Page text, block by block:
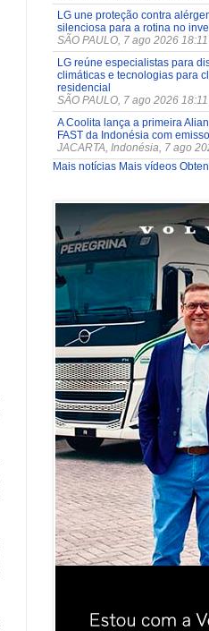
LG une proteção contra
silenciosa para a rotina no
SÃO PAULO, 7 ago 2026 18:11
LG reúne especialistas para
climáticas e tecnologias para
residencial
SÃO PAULO, 7 ago 2026 18:11
A Coolita lança a primeira
FAST da Indonésia com
JACARTA, Indonésia, 7 ago
Mais notícias Mais vídeos